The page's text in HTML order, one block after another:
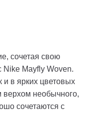
сочетая свою
Mayfly Woven.
и в ярких цветовых
верхом необычного,
сочетаются с